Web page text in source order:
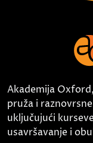
Akademija
pruža i
uključujući
usavršavanje i